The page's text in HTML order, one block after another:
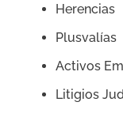
Herencias
Plusvalías
Activos
Litigios